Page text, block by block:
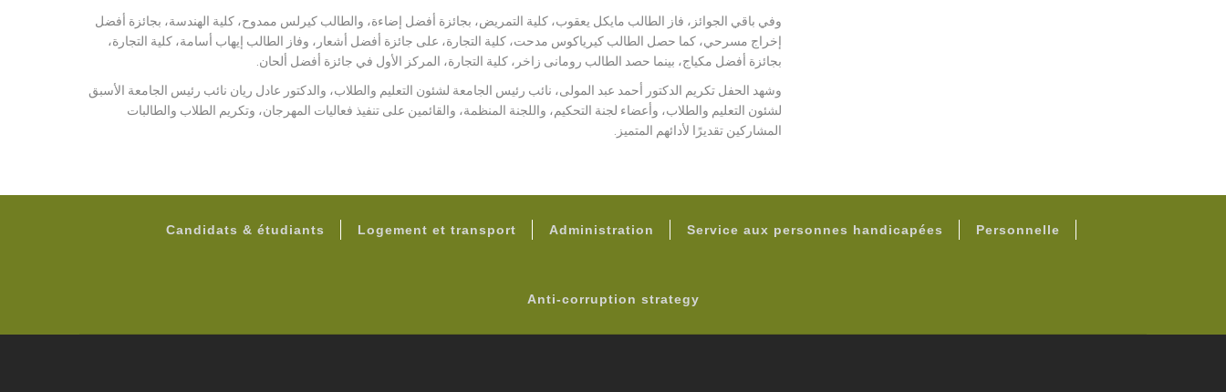
وفي باقي الجوائز، فاز الطالب مايكل يعقوب، كلية التمريض، بجائزة أفضل إضاءة، والطالب كيرلس ممدوح، كلية الهندسة، بجائزة أفضل
إخراج مسرحي، كما حصل الطالب كيرياكوس مدحت، كلية التجارة، على جائزة أفضل أشعار، وفاز الطالب إيهاب أسامة، كلية التجارة،
بجائزة أفضل مكياج، بينما حصد الطالب رومانى زاخر، كلية التجارة، المركز الأول في جائزة أفضل ألحان.
وشهد الحفل تكريم الدكتور أحمد عبد المولى، نائب رئيس الجامعة لشئون التعليم والطلاب، والدكتور عادل ريان نائب رئيس الجامعة الأسبق
لشئون التعليم والطلاب، وأعضاء لجنة التحكيم، واللجنة المنظمة، والقائمين على تنفيذ فعاليات المهرجان، وتكريم الطلاب والطالبات
المشاركين تقديرًا لأدائهم المتميز.
Candidats & étudiants Logement et transport Administration Service aux personnes handicapées Personnelle
Anti-corruption strategy